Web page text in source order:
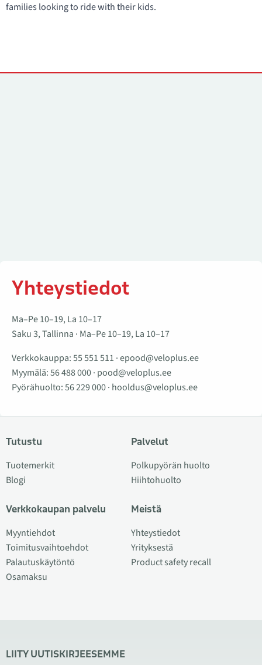
families looking to ride with their kids.
Yhteystiedot
Ma–Pe 10–19, La 10–17
Saku 3, Tallinna · Ma–Pe 10–19, La 10–17
Verkkokauppa:55 551 511 ·epood@veloplus.ee
Myymälä:56 488 000· pood@veloplus.ee
Pyörähuolto:56 229 000· hooldus@veloplus.ee
Tutustu
Tuotemerkit
Blogi
Verkkokaupan palvelu
Myyntiehdot
Toimitusvaihtoehdot
Palautuskäytöntö
Osamaksu
Palvelut
Polkupyörän huolto
Hiihtohuolto
Meistä
Yhteystiedot
Yrityksestä
Product safety recall
LIITY UUTISKIRJEESEMME